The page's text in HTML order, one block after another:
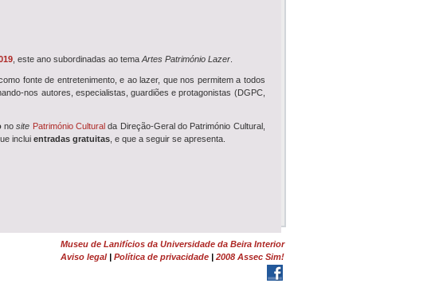
Guia Multimedia
. Acessível por QR Code, esta App permite uma
experiência de visita mais inclusiva e autónoma.
De terça a sábado, das 10h-13h e 14h30-18h, o
disponibilizavisitas guiadas no Museu, percursos pedestres
Concurso
Entre9 e 22 de julhodecorre o concurso
, este ano subordinadas ao tema Artes Património Lazer.
fonte de entretenimento, e ao lazer, que nos permitem a todos
nos autores, especialistas, guardiões e protagonistas (DGPC,
nosite Património Culturalda Direção-Geral do Património Cultural,
inclui entradas gratuitas, e que a seguir se apresenta.
dos Lanifícios”
Covilhã
Museu de Lanifícios da Universidade da Beira Interior
Aviso legal | Política de privacidade | 2008 Assec Sim!